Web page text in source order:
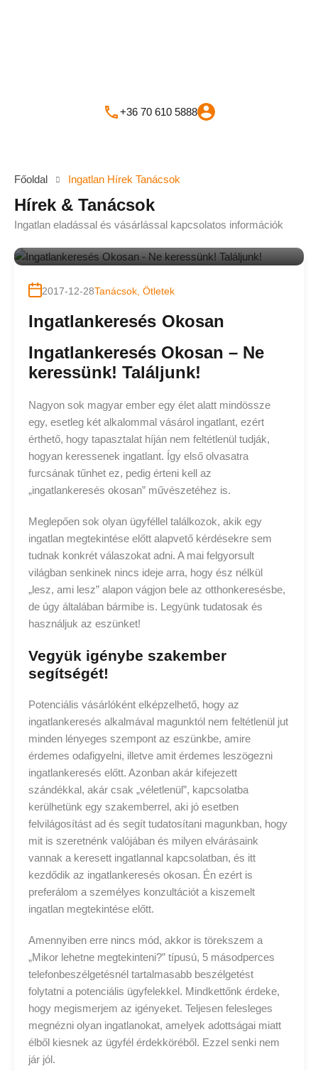
+36 70 610 5888
Főoldal Ingatlan Hírek Tanácsok
Hírek & Tanácsok
Ingatlan eladással és vásárlással kapcsolatos információk
2017-12-28Tanácsok, Ötletek
Ingatlankeresés Okosan
Ingatlankeresés Okosan – Ne
keressünk! Találjunk!
Nagyon sok magyar ember egy élet alatt mindössze
egy, esetleg két alkalommal vásárol ingatlant, ezért
érthető, hogy tapasztalat híján nem feltétlenül tudják,
hogyan keressenek ingatlant. Így első olvasatra
furcsának tűnhet ez, pedig érteni kell az
„ingatlankeresés okosan” művészetéhez is.
Meglepően sok olyan ügyféllel találkozok, akik egy
ingatlan megtekintése előtt alapvető kérdésekre sem
tudnak konkrét válaszokat adni. A mai felgyorsult
világban senkinek nincs ideje arra, hogy ész nélkül
„lesz, ami lesz” alapon vágjon bele az otthonkeresésbe,
de úgy általában bármibe is. Legyünk tudatosak és
használjuk az eszünket!
Vegyük igénybe szakember
segítségét!
Potenciális vásárlóként elképzelhető, hogy az
ingatlankeresés alkalmával magunktól nem feltétlenül jut
minden lényeges szempont az eszünkbe, amire
érdemes odafigyelni, illetve amit érdemes leszögezni
ingatlankeresés előtt. Azonban akár kifejezett
szándékkal, akár csak „véletlenül”, kapcsolatba
kerülhetünk egy szakemberrel, aki jó esetben
felvilágosítást ad és segít tudatosítani magunkban, hogy
mit is szeretnénk valójában és milyen elvárásaink
vannak a keresett ingatlannal kapcsolatban, és itt
kezdődik az ingatlankeresés okosan. Én ezért is
preferálom a személyes konzultációt a kiszemelt
ingatlan megtekintése előtt.
Amennyiben erre nincs mód, akkor is törekszem a
„Mikor lehetne megtekinteni?” típusú, 5 másodperces
telefonbeszélgetésnél tartalmasabb beszélgetést
folytatni a potenciális ügyfelekkel. Mindkettőnk érdeke,
hogy megismerjem az igényeket. Teljesen felesleges
megnézni olyan ingatlanokat, amelyek adottságai miatt
élből kiesnek az ügyfél érdekköréből. Ezzel senki nem
jár jól.